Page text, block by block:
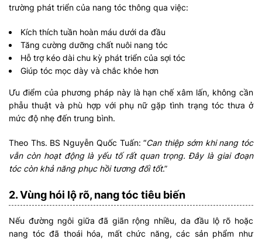
trường phát triển của nang tóc thông qua việc:
Kích thích tuần hoàn máu dưới da đầu
Tăng cường dưỡng chất nuôi nang tóc
Hỗ trợ kéo dài chu kỳ phát triển của sợi tóc
Giúp tóc mọc dày và chắc khỏe hơn
Ưu điểm của phương pháp này là hạn chế xâm lấn, không cần
phẫu thuật và phù hợp với phụ nữ gặp tình trạng tóc thưa ở
mức độ nhẹ đến trung bình.
Theo Ths. BS Nguyễn Quốc Tuấn: “Can thiệp sớm khi nang tóc
vẫn còn hoạt động là yếu tố rất quan trọng. Đây là giai đoạn
tóc còn khả năng phục hồi tương đối tốt.”
2. Vùng hói lộ rõ, nang tóc tiêu biến
Nếu đường ngôi giữa đã giãn rộng nhiều, da đầu lộ rõ hoặc
nang tóc đã thoái hóa, mất chức năng, các sản phẩm như